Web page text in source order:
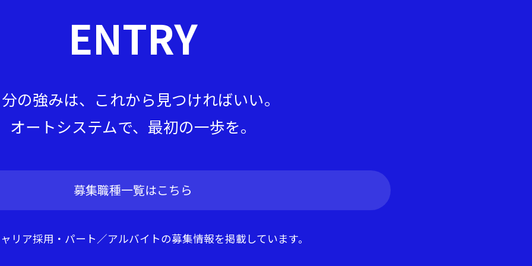
ENTRY
の強みは、これから見つければいい。
オートシステムで、最初の一歩を。
募集職種一覧はこちら
リア採用・パート／アルバイトの募集情報を掲載しています。